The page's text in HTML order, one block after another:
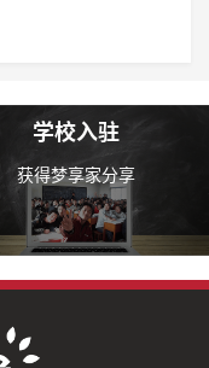
学校入驻
获得梦享家分享